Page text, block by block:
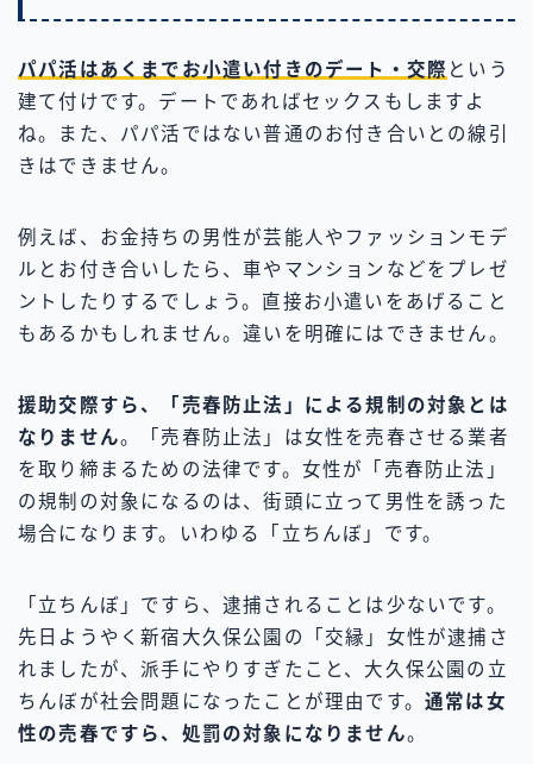
パパ活はあくまでお小遣い付きのデート ・交際 という
建て付けです。デートであればセックスもしますよ
ね。また、パパ活ではない普通のお付き合いとの線引
きはできません。
例えば、お金持ちの男性が芸能人やファッションモデ
ルとお付き合いしたら、車やマンションなどをプレゼ
ントしたりするでしょう。直接お小遣いをあげること
もあるかもしれません。違いを明確にはできません。
援助交際すら、「売春防止法」による規制の対象とは
なりません。「売春防止法」は女性を売春させる業者
を取り締まるための法律です。女性が「売春防止法」
の規制の対象になるのは、街頭に立って男性を誘った
場合になります。いわゆる「立ちんぼ」です。
「立ちんぼ」ですら、逮捕されることは少ないです。
先日ようやく新宿大久保公園の「交縁」女性が逮捕さ
れましたが、派手にやりすぎたこと、大久保公園の立
ちんぼが社会問題になったことが理由です。 通常は女
性の売春ですら、処罰の対象になりません。